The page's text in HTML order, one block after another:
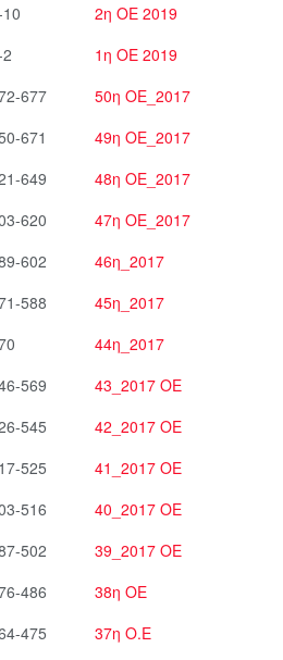
2η ΟΕ 2019
1η ΟΕ 2019
677
50η ΟΕ_2017
671
49η ΟΕ_2017
649
48η ΟΕ_2017
620
47η ΟΕ_2017
602
46η_2017
588
45η_2017
44η_2017
569
43_2017 OE
545
42_2017 OE
525
41_2017 OE
516
40_2017 OE
502
39_2017 ΟΕ
486
38η ΟΕ
475 37η Ο.Ε